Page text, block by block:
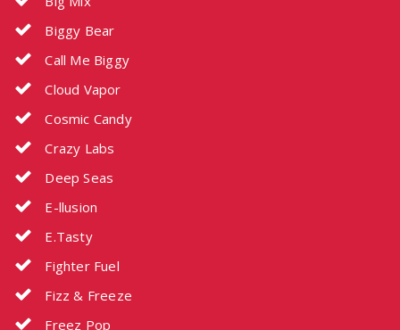
Biggy Bear
Call Me Biggy
Cloud Vapor
Cosmic Candy
Crazy Labs
Deep Seas
E-llusion
E.Tasty
Fighter Fuel
Fizz & Freeze
Freez Pop